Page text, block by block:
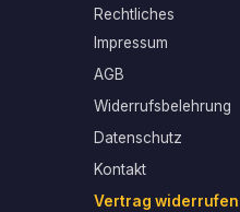
Rechtliches
Impressum
AGB
Widerrufsbelehrung
Datenschutz
Kontakt
Vertrag widerrufen